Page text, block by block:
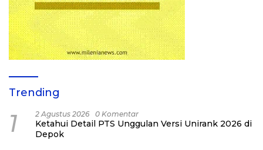
Trending
1 2 Agustus 2026 0 Komentar
Ketahui Detail PTS Unggulan Versi Unirank 2026 di
Depok